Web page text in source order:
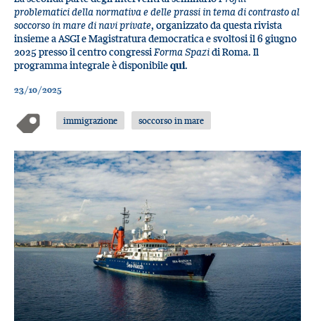
problematici della normativa e delle prassi in tema di contrasto al
soccorso in mare di navi private, organizzato da questa rivista
insieme a ASGI e Magistratura democratica e svoltosi il 6 giugno
2025 presso il centro congressiForma Spazidi Roma. Il
programma integrale è disponibilequi.
23/10/2025
immigrazione soccorso in mare